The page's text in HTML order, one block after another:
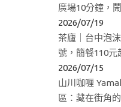
廣場10分鐘，
2026/07/19
茶廬｜台中泡
號，簡餐110元
2026/07/15
山川咖喱
區：藏在街角